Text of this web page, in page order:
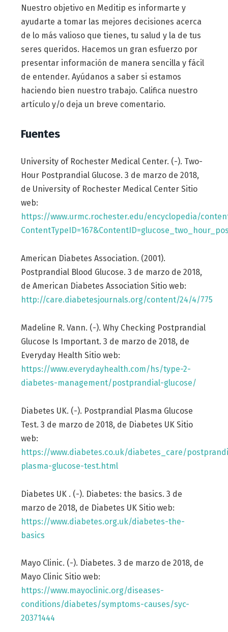
Nuestro objetivo en Meditip es informarte y
ayudarte a tomar las mejores decisiones acerca
de lo más valioso que tienes, tu salud y la de tus
seres queridos. Hacemos un gran esfuerzo por
presentar información de manera sencilla y fácil
de entender. Ayúdanos a saber si estamos
haciendo bien nuestro trabajo. Califica nuestro
artículo y/o deja un breve comentario.
Fuentes
University of Rochester Medical Center. (-). Two-
Hour Postprandial Glucose. 3 de marzo de 2018,
de University of Rochester Medical Center Sitio
web:
https://www.urmc.rochester.edu/encyclopedia/
American Diabetes Association. (2001).
Postprandial Blood Glucose. 3 de marzo de 2018,
de American Diabetes Association Sitio web:
http://care.diabetesjournals.org/content/24/4/775
Madeline R. Vann. (-). Why Checking Postprandial
Glucose Is Important. 3 de marzo de 2018, de
Everyday Health Sitio web:
https://www.everydayhealth.com/hs/type-2-
diabetes-management/postprandial-glucose/
Diabetes UK. (-). Postprandial Plasma Glucose
Test. 3 de marzo de 2018, de Diabetes UK Sitio
web:
https://www.diabetes.co.uk/diabetes_care/
plasma-glucose-test.html
Diabetes UK . (-). Diabetes: the basics. 3 de
marzo de 2018, de Diabetes UK Sitio web:
https://www.diabetes.org.uk/diabetes-the-
basics
Mayo Clinic. (-). Diabetes. 3 de marzo de 2018, de
Mayo Clinic Sitio web:
https://www.mayoclinic.org/diseases-
conditions/diabetes/symptoms-causes/syc-
20371444